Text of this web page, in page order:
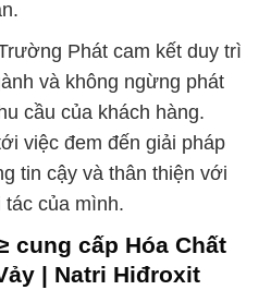
Phát cam kết duy trì
và không ngừng phát
cầu của khách hàng.
việc đem đến giải pháp
tin cậy và thân thiện với
của mình.
cung cấp Hóa Chất
| Natri Hiđroxit